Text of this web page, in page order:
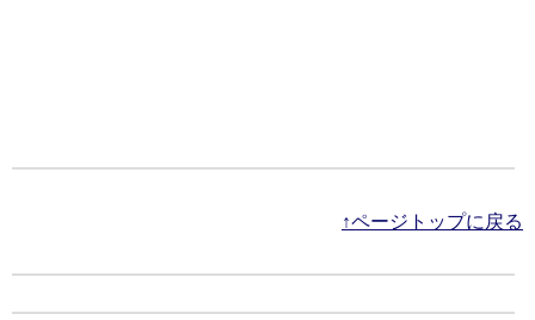
↑ページトップに戻る